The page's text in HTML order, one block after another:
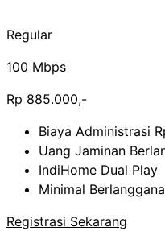
Regular
100 Mbps
Rp 885.000,-
Biaya Administrasi
Uang Jaminan
IndiHome Dual Play
Minimal
Registrasi Sekarang